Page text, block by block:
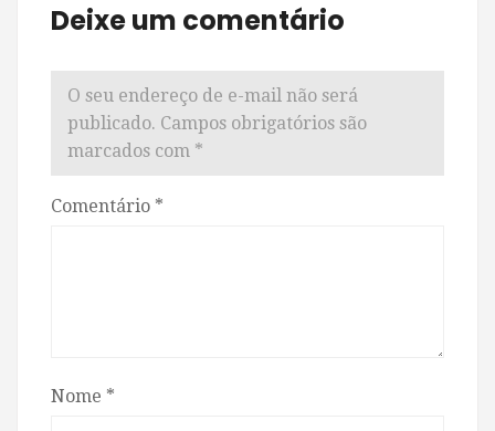
Deixe um comentário
O seu endereço de e-mail não será
publicado. Campos obrigatórios são
marcados com *
Comentário *
Nome *